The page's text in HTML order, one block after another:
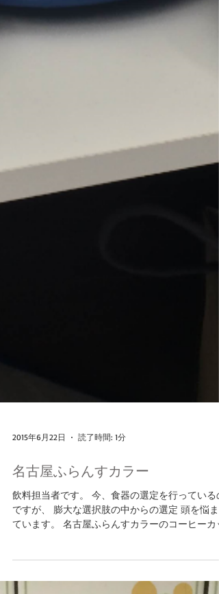
2015年6月22日 読了時間: 1分
名古屋ふらんすカラー
飲料担当者です。 今、食器の選定を行っている
屋ふらんすらしい こだわりで皆様をお迎えしま